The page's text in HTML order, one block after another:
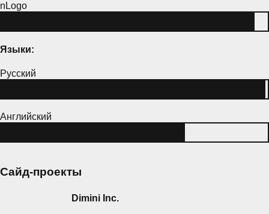
nLogo
Языки:
Русский
Английский
Сайд-проекты
Dimini Inc.